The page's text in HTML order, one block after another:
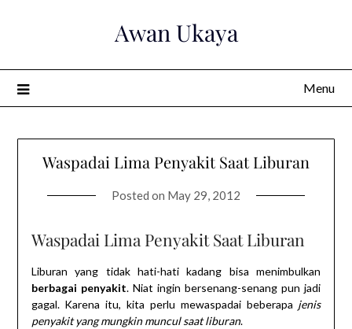
Awan Ukaya
Menu
Waspadai Lima Penyakit Saat Liburan
Posted on May 29, 2012
Waspadai Lima Penyakit Saat Liburan
Liburan yang tidak hati-hati kadang bisa menimbulkan
berbagai penyakit. Niat ingin bersenang-senang pun jadi
gagal. Karena itu, kita perlu mewaspadai beberapa jenis
penyakit yang mungkin muncul saat liburan.